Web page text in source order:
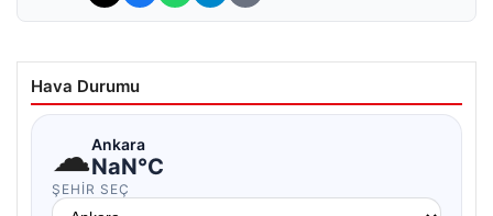
Hava Durumu
☁Ankara
NaN°C
ŞEHIR SEÇ